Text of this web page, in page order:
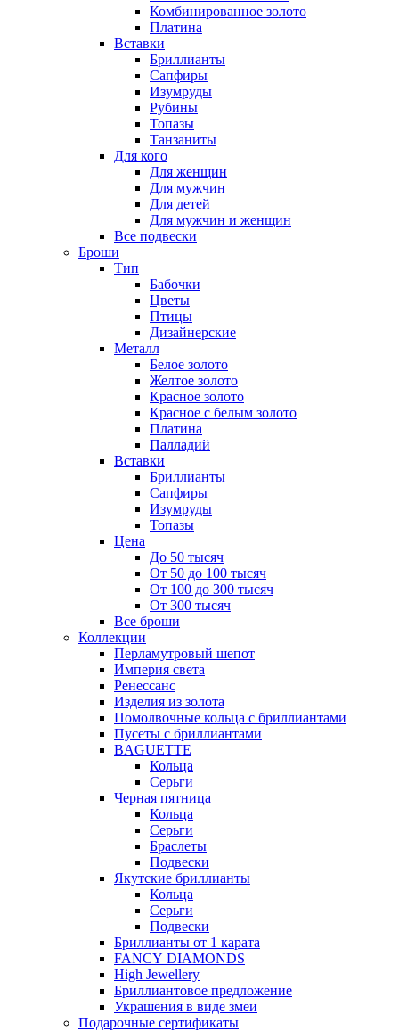
Комбинированное золото
Платина
Вставки
Бриллианты
Сапфиры
Изумруды
Рубины
Топазы
Танзаниты
Для кого
Для женщин
Для мужчин
Для детей
Для мужчин и женщин
Все подвески
Броши
Тип
Бабочки
Цветы
Птицы
Дизайнерские
Металл
Белое золото
Желтое золото
Красное золото
Красное с белым золото
Платина
Палладий
Вставки
Бриллианты
Сапфиры
Изумруды
Топазы
Цена
До 50 тысяч
От 50 до 100 тысяч
От 100 до 300 тысяч
От 300 тысяч
Все броши
Коллекции
Перламутровый шепот
Империя света
Ренессанс
Изделия из золота
Помолвочные кольца с бриллиантами
Пусеты с бриллиантами
BAGUETTE
Кольца
Серьги
Черная пятница
Кольца
Серьги
Браслеты
Подвески
Якутские бриллианты
Кольца
Серьги
Подвески
Бриллианты от 1 карата
FANCY DIAMONDS
High Jewellery
Бриллиантовое предложение
Украшения в виде змеи
Подарочные сертификаты